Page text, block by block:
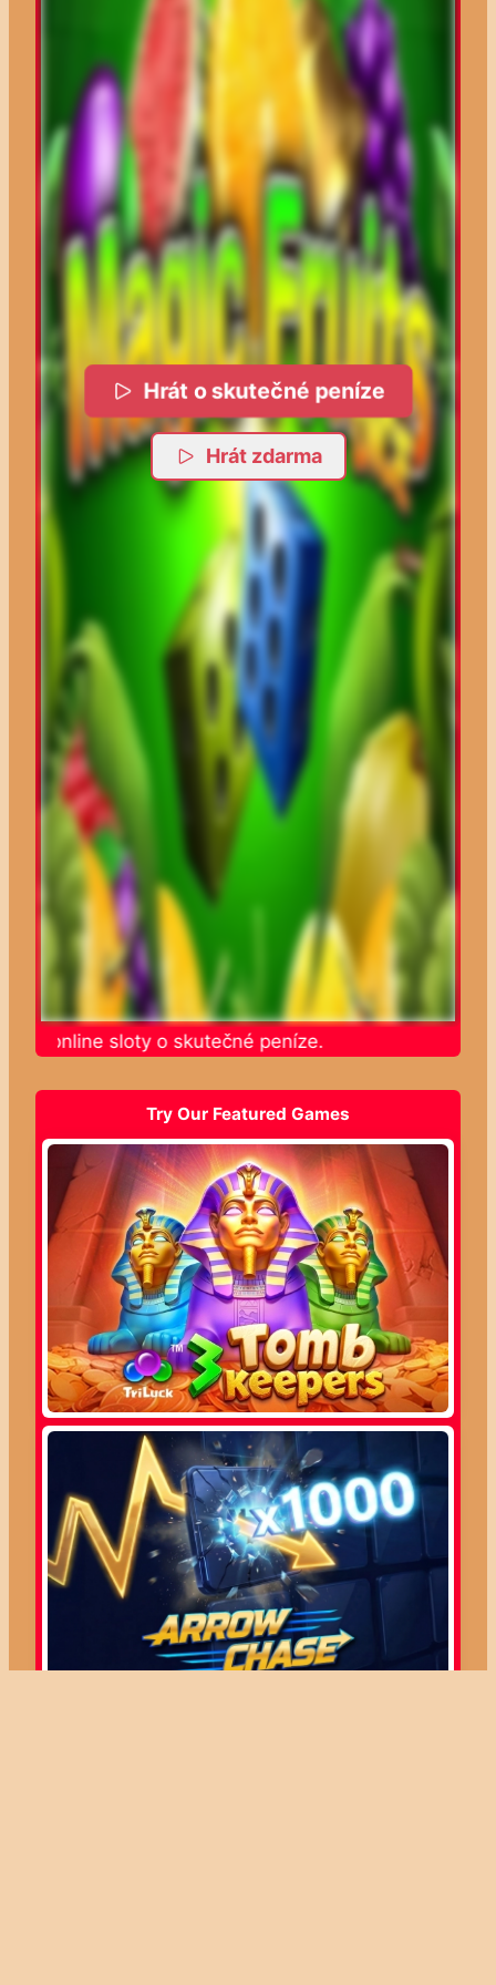
Hrát o skutečné peníze
Hrát zdarma
online sloty o skutečné peníze.
Try Our Featured Games